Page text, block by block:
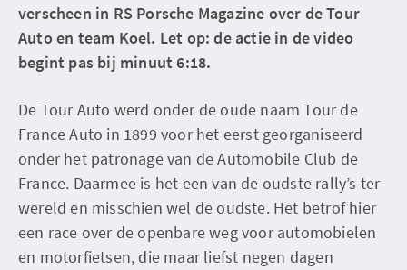
verscheen in RS Porsche Magazine over de Tour
Auto en team Koel. Let op: de actie in de video
begint pas bij minuut 6:18.
De Tour Auto werd onder de oude naam Tour de
France Auto in 1899 voor het eerst georganiseerd
onder het patronage van de Automobile Club de
France. Daarmee is het een van de oudste rally’s ter
wereld en misschien wel de oudste. Het betrof hier
een race over de openbare weg voor automobielen
en motorfietsen, die maar liefst negen dagen